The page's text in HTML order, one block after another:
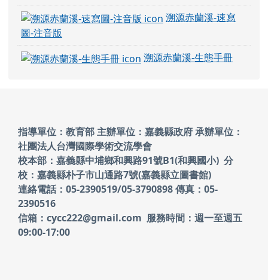
溯源赤蘭溪-速寫
圖-注音版
溯源赤蘭溪-生態手冊
頁尾區域內容
指導單位：教育部 主辦單位：嘉義縣政府承辦單位：
社團法人台灣國際學術交流學會
校本部：嘉義縣中埔鄉和興路91號B1(和興國小) 分
校：嘉義縣朴子市山通路7號(嘉義縣立圖書館)
連絡電話：05-2390519/05-3790898 傳真：05-
2390516
信箱：cycc222@gmail.com 服務時間：週一至週五
09:00-17:00